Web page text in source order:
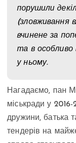
порушили
(зловживання
вчинене за
та в особливо
у ньому.
Нагадаємо, пан
міськради у
дружини, батька
тендерів на